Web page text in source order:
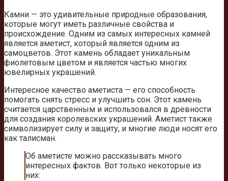
Камни — это удивительные природные образования,
которые могут иметь различные свойства и
происхождение. Одним из самых интересных камней
является аметист, который является одним из
самоцветов. Этот камень обладает уникальным
фиолетовым цветом и является частью многих
ювелирных украшений.
Интересное качество аметиста — его способность
помогать снять стресс и улучшить сон. Этот камень
считается царственным и использовался в древности
для создания королевских украшений. Аметист также
символизирует силу и защиту, и многие люди носят его
как талисман.
Об аметисте можно рассказывать много
интересных фактов. Вот только некоторые из
них: